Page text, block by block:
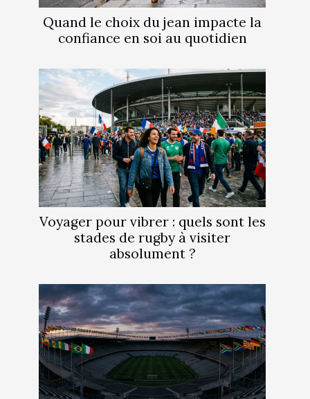
Quand le choix du jean impacte la
confiance en soi au quotidien
Voyager pour vibrer : quels sont les
stades de rugby à visiter
absolument ?